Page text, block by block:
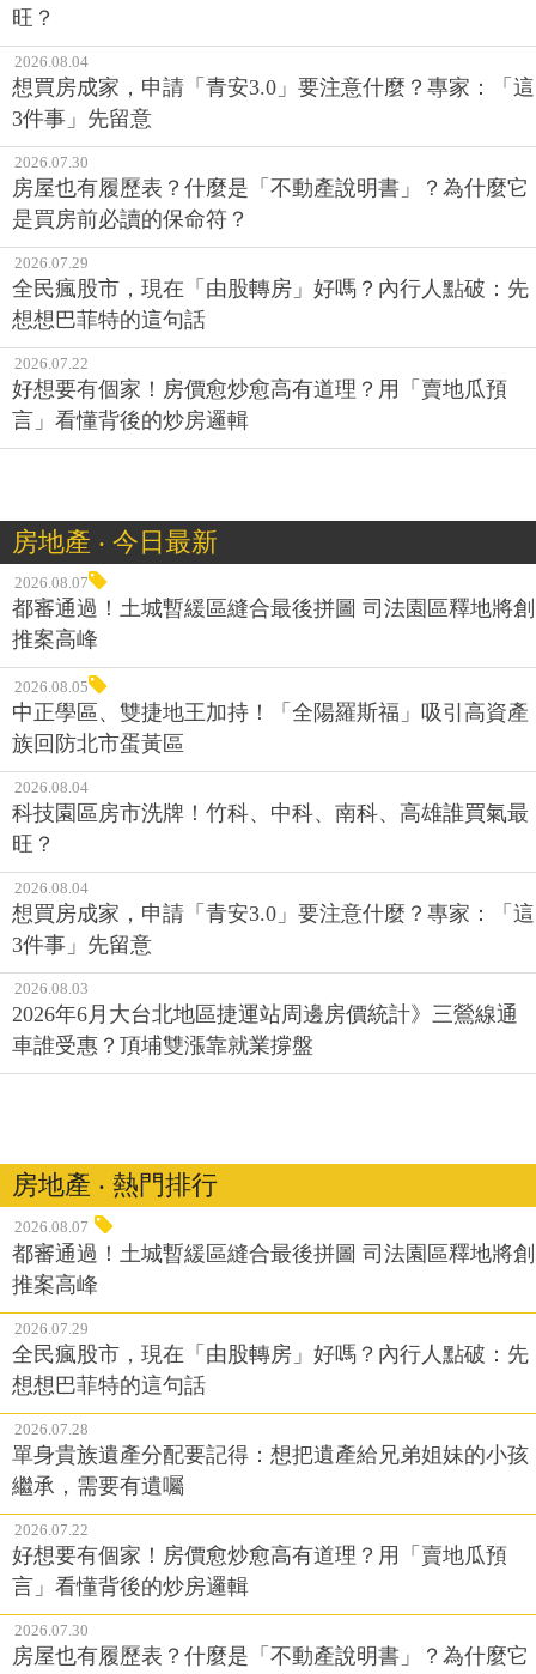
旺？
2026.08.04
想買房成家，申請「青安3.0」要注意什麼？專家：「這
3件事」先留意
2026.07.30
房屋也有履歷表？什麼是「不動產說明書」？為什麼它
是買房前必讀的保命符？
2026.07.29
全民瘋股市，現在「由股轉房」好嗎？內行人點破：先
想想巴菲特的這句話
2026.07.22
好想要有個家！房價愈炒愈高有道理？用「賣地瓜預
言」看懂背後的炒房邏輯
房地產 ‧ 今日最新
2026.08.07
都審通過！土城暫緩區縫合最後拼圖 司法園區釋地將創
推案高峰
2026.08.05
中正學區、雙捷地王加持！「全陽羅斯福」吸引高資產
族回防北市蛋黃區
2026.08.04
科技園區房市洗牌！竹科、中科、南科、高雄誰買氣最
旺？
2026.08.04
想買房成家，申請「青安3.0」要注意什麼？專家：「這
3件事」先留意
2026.08.03
2026年6月大台北地區捷運站周邊房價統計》三鶯線通
車誰受惠？頂埔雙漲靠就業撐盤
房地產 ‧ 熱門排行
2026.08.07
都審通過！土城暫緩區縫合最後拼圖 司法園區釋地將創
推案高峰
2026.07.29
全民瘋股市，現在「由股轉房」好嗎？內行人點破：先
想想巴菲特的這句話
2026.07.28
單身貴族遺產分配要記得：想把遺產給兄弟姐妹的小孩
繼承，需要有遺囑
2026.07.22
好想要有個家！房價愈炒愈高有道理？用「賣地瓜預
言」看懂背後的炒房邏輯
2026.07.30
房屋也有履歷表？什麼是「不動產說明書」？為什麼它